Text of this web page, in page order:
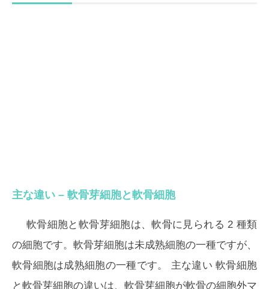
主な違い – 軟骨芽細胞と軟骨細胞
軟骨細胞と軟骨芽細胞は、軟骨に見られる 2 種類
の細胞です。軟骨芽細胞は未成熟細胞の一種ですが、
軟骨細胞は成熟細胞の一種です。 主な違い 軟骨細胞
と軟骨芽細胞の違いは、 軟骨芽細胞が軟骨の細胞外マ